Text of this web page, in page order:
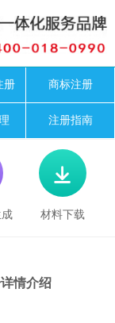
册 商标注册
注册指南

材料下载
情介绍